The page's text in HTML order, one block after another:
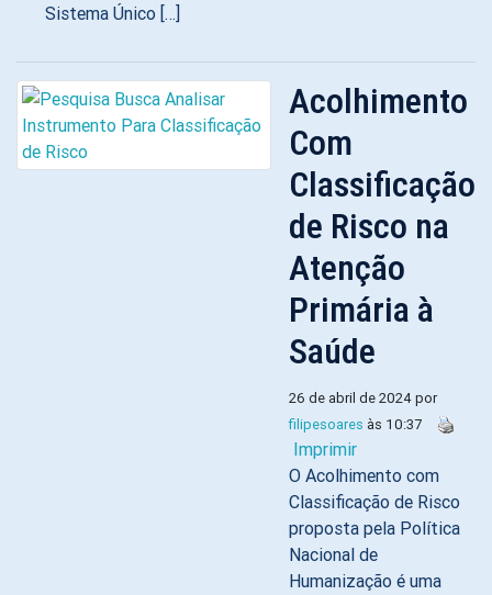
Sistema Único […]
Acolhimento
Com
Classificação
de Risco na
Atenção
Primária à
Saúde
26 de abril de 2024 por
filipesoares às 10:37
Imprimir
O Acolhimento com
Classificação de Risco
proposta pela Política
Nacional de
Humanização é uma